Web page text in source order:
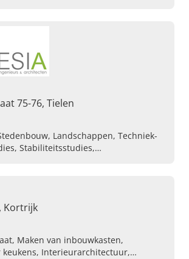
75-76, Tielen
Landschappen, Techniek-
Stabiliteitsstudies,
Kortrijk
Interieurarchitectuur,